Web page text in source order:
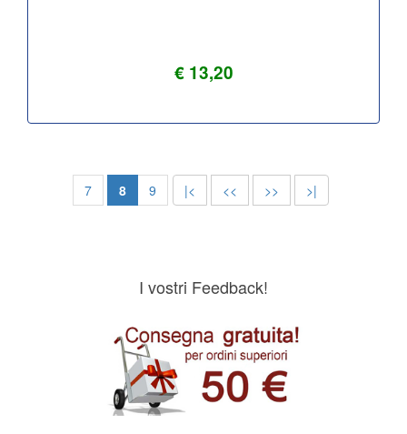
€ 13,20
|< <<
7 8 9 >> >|
I vostri Feedback!